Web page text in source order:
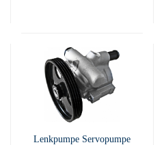
Lenkpumpe Servopumpe